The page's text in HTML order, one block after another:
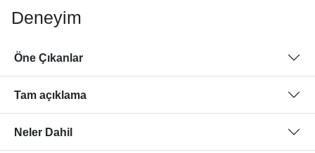
Deneyim
Öne Çıkanlar
Tam açıklama
Neler Dahil